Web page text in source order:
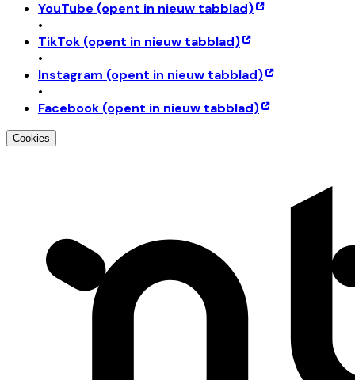
YouTube (opent in nieuw tabblad)
•
TikTok (opent in nieuw tabblad)
•
Instagram (opent in nieuw tabblad)
•
Facebook (opent in nieuw tabblad)
Cookies